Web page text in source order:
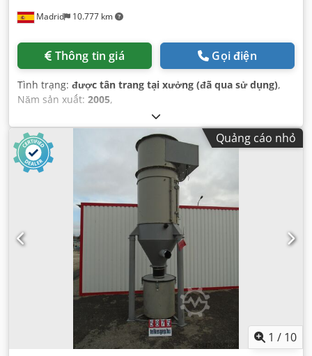
Madrid 10.777 km
Thông tin giá Gọi điện
Tình trạng: được tân trang tại xưởng (đã qua sử dụng),
Năm sản xuất: 2005,
Quảng cáo nhỏ
1 / 10